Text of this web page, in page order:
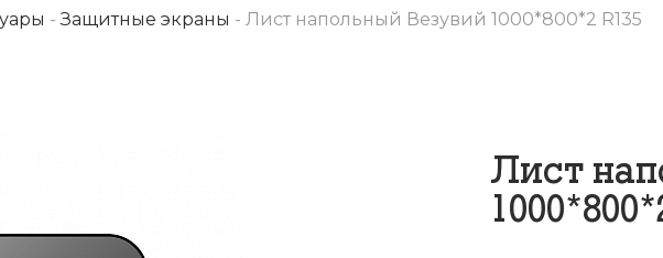
-Защитные экраны - Лист напольный Везувий 1000*800*2 R135
Лист